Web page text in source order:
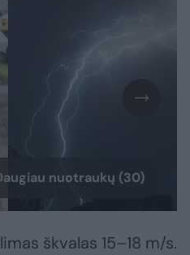
nuotraukų (30)
škvalas 15–18 m/s.